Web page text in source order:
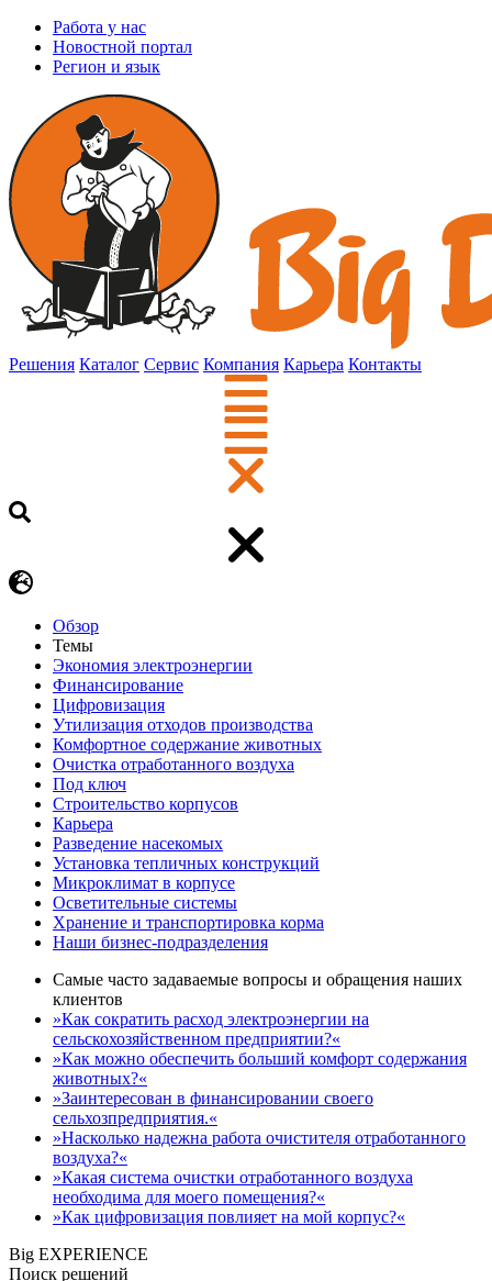
Работа у нас
Новостной портал
Регион и язык
Решения Каталог Сервис Компания Карьера Контакты
Обзор
Темы
Экономия электроэнергии
Финансирование
Цифровизация
Утилизация отходов производства
Комфортное содержание животных
Очистка отработанного воздуха
Под ключ
Строительство корпусов
Карьера
Разведение насекомых
Установка тепличных конструкций
Микроклимат в корпусе
Осветительные системы
Хранение и транспортировка корма
Наши бизнес-подразделения
Самые часто задаваемые вопросы и обращения наших
клиентов
»Как сократить расход электроэнергии на
сельскохозяйственном предприятии?«
»Как можно обеспечить больший комфорт содержания
животных?«
»Заинтересован в финансировании своего
сельхозпредприятия.«
»Насколько надежна работа очистителя отработанного
воздуха?«
»Какая система очистки отработанного воздуха
необходима для моего помещения?«
»Как цифровизация повлияет на мой корпус?«
Big EXPERIENCE
Поиск решений